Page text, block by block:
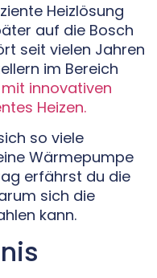
Heizlösung
auf die Bosch
seit vielen Jahren
im Bereich
innovativen
Heizen.
so viele
Wärmepumpe
erfährst du die
sich die
kann.